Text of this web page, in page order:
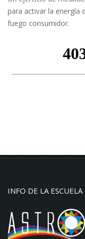
para activar la energía
fuego consumidor.
INFO DE LA ESCUELA